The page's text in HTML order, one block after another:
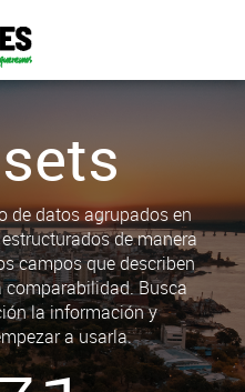
de datos agrupados en
de manera
campos que describen
comparabilidad. Busca
la información y
a usarla.